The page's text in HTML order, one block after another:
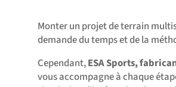
Monter un projet de terrain
demande du temps et de la
Cependant,ESA Sports,
vous accompagne à chaque